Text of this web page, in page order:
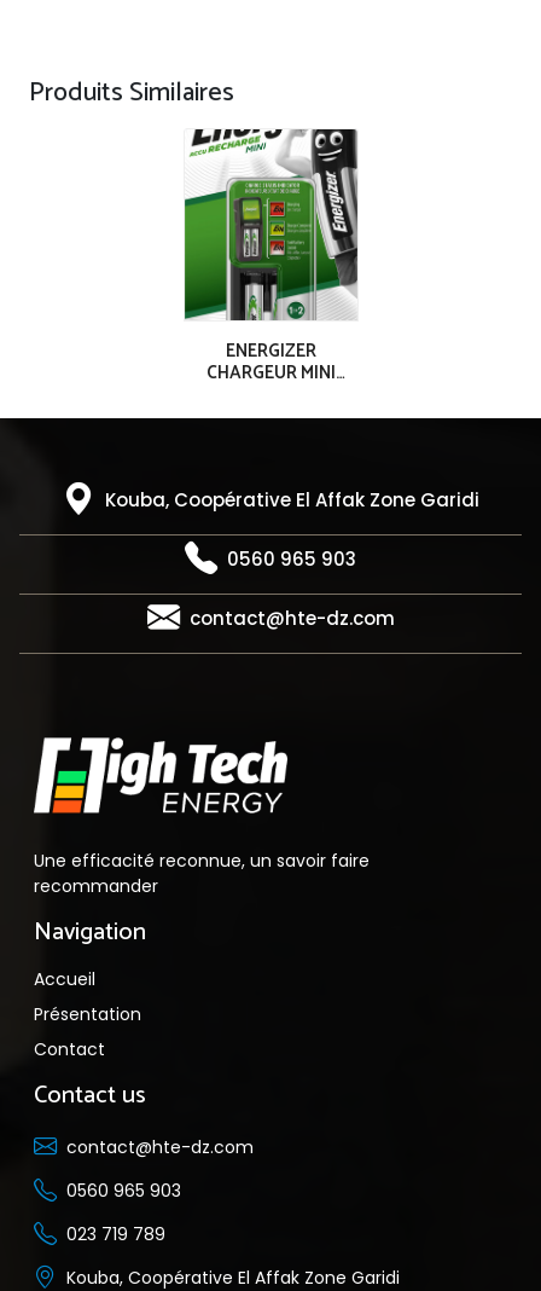
Produits Similaires
ENERGIZER
CHARGEUR MINI
mAh)
Kouba, Coopérative El Affak Zone Garidi
0560 965 903
contact@hte-dz.com
Une efficacité reconnue, un savoir faire
recommander
Navigation
Accueil
Présentation
Contact
Contact us
contact@hte-dz.com
0560 965 903
023 719 789
Kouba, Coopérative El Affak Zone Garidi